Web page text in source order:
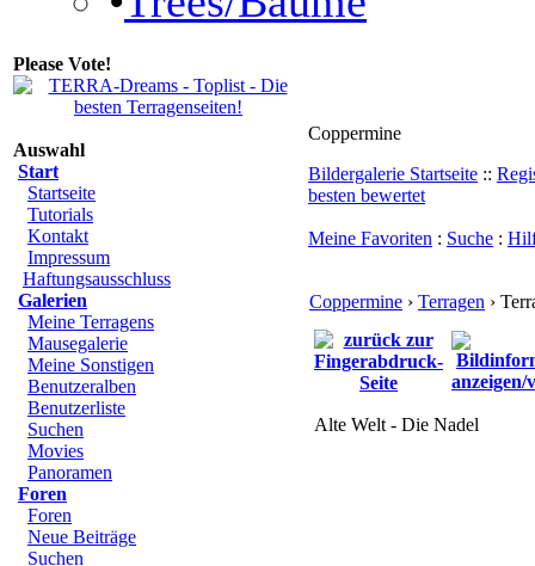
Please Vote!
Auswahl
Start
Startseite
Tutorials
Kontakt
Impressum
Haftungsausschluss
Galerien
Meine Terragens
Mausegalerie
Meine Sonstigen
Benutzeralben
Benutzerliste
Suchen
Movies
Panoramen
Foren
Foren
Neue Beiträge
Suchen
Coppermine
Bildergalerie Startseite ::
besten bewertet
Meine Favoriten : Suche :
Coppermine › Terragen ›
Alte Welt - Die Nadel